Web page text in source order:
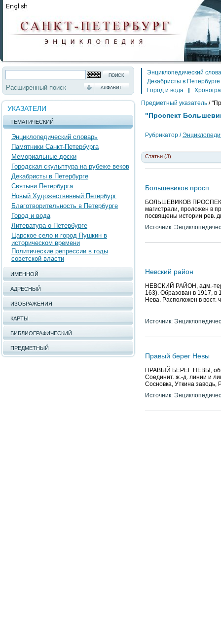
Расширенный поиск АЛФАВИТ
УКАЗАТЕЛИ
ТЕМАТИЧЕСКИЙ
Энциклопедический словарь
Памятники Санкт-Петербурга
Мемориальные доски
Городская скульптура на рубеже веков
Декабристы в Петербурге
Святыни Петербурга
Новый Художественный Петербург
Благотворительность в Петербурге
Город и вода
Литература о Петербурге
Царское село и город Пушкин в
историческом времени
Политические репрессии в годы
советской власти
ИМЕННОЙ
АДРЕСНЫЙ
ИЗОБРАЖЕНИЯ
КАРТЫ
БИБЛИОГРАФИЧЕСКИЙ
ПРЕДМЕТНЫЙ
Энциклопедический
Декабристы в Петербурге
Город и вода
Предметный указатель /
"Проспект
Рубрикатор /
Статьи (3)
Большевиков просп.
БОЛЬШЕВИКОВ ПРОСПЕКТ,
магистрали, проложен в
посвящены истории рев.
Источник:
Невский район
НЕВСКИЙ РАЙОН, адм.-
163). Образован в 1917, в
Нева. Расположен в вост.
Источник:
Правый берег Невы
ПРАВЫЙ БЕРЕГ НЕВЫ,
Соединит. ж.-д. линии и
Сосновка, Уткина заводь,
Источник: